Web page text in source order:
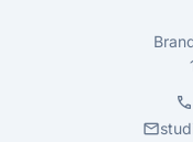
call
mail